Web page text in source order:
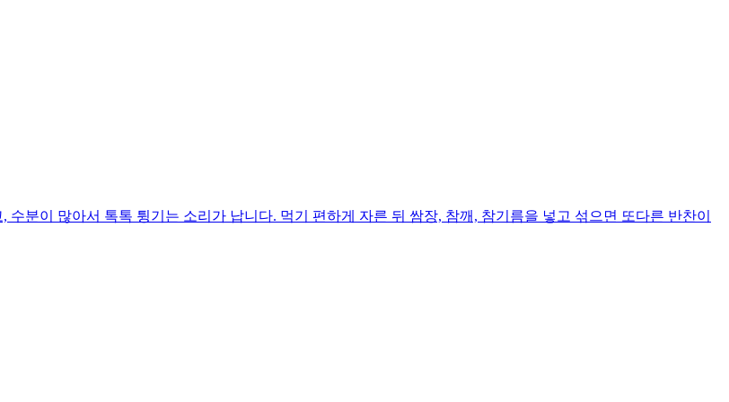
분이 많아서 톡톡 튕기는 소리가 납니다. 먹기 편하게 자른 뒤 쌈장, 참깨, 참기름을 넣고 섞으면 또다른 반찬이